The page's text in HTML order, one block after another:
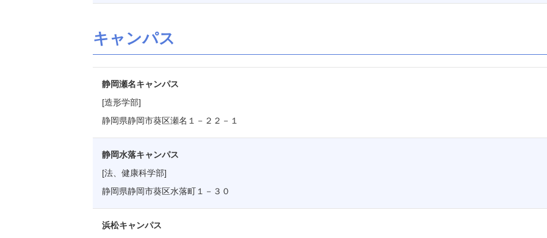
キャンパス
静岡瀬名キャンパス
[造形学部]
静岡県静岡市葵区瀬名１－２２－１
静岡水落キャンパス
[法、健康科学部]
静岡県静岡市葵区水落町１－３０
浜松キャンパス